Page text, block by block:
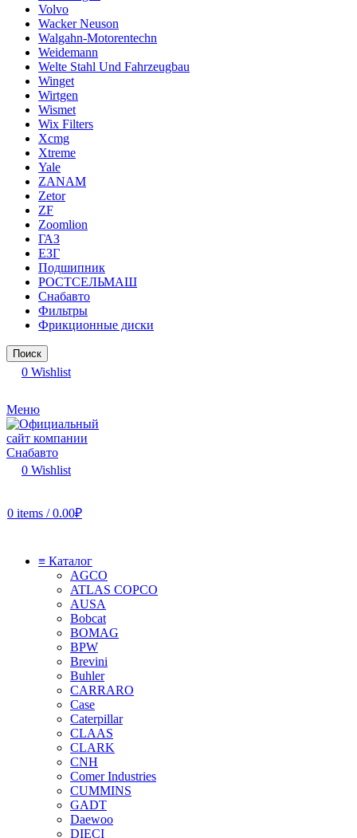
Volvo
Wacker Neuson
Walgahn-Motorentechn
Weidemann
Welte Stahl Und Fahrzeugbau
Winget
Wirtgen
Wismet
Wix Filters
Xcmg
Xtreme
Yale
ZANAM
Zetor
ZF
Zoomlion
ГАЗ
ЕЗГ
Подшипник
РОСТСЕЛЬМАШ
Снабавто
Фильтры
Фрикционные диски
Поиск
0 Wishlist
Меню
0 Wishlist
0 items / 0.00₽
≡ Каталог
AGCO
ATLAS COPCO
AUSA
Bobcat
BOMAG
BPW
Brevini
Buhler
CARRARO
Case
Caterpillar
CLAAS
CLARK
CNH
Comer Industries
CUMMINS
GADT
Daewoo
DIECI